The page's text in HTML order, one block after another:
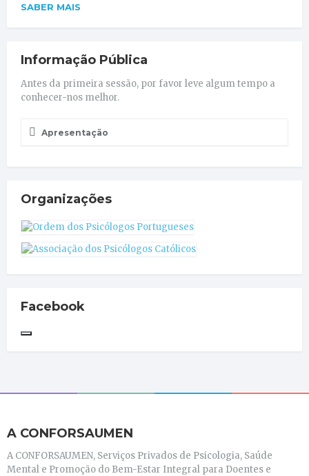
SABER MAIS
Informação Pública
Antes da primeira sessão, por favor leve algum tempo a
conhecer-nos melhor.
Apresentação
Organizações
Facebook
A CONFORSAUMEN
A CONFORSAUMEN, Serviços Privados de Psicologia, Saúde
Mental e Promoção do Bem-Estar Integral para Doentes e